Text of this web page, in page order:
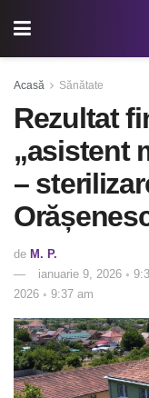
Acasă Sănătate
Rezultat
„asistent
–
de M. P.
ianuarie 9, 2026 ◦
2026 ◦ 9:37 am